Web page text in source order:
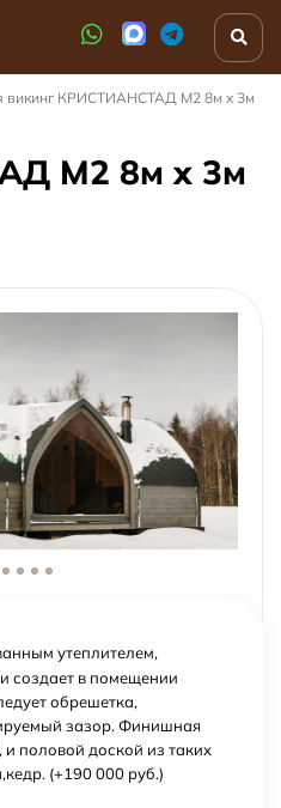
викинг КРИСТИАНСТАД М2 8м x 3м
М2 8м x 3м
утеплителем,
создает в помещении
обрешетка,
зазор. Финишная
и половой доской из таких
(+190 000 руб.)